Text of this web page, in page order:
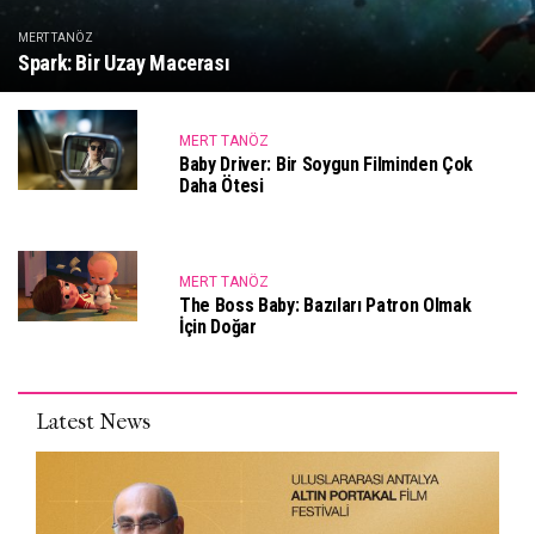
MERT TANÖZ
Spark: Bir Uzay Macerası
MERT TANÖZ
Baby Driver: Bir Soygun Filminden Çok
Daha Ötesi
MERT TANÖZ
The Boss Baby: Bazıları Patron Olmak
İçin Doğar
Latest News